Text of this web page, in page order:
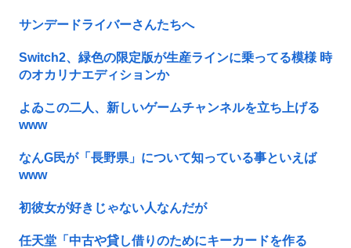
サンデードライバーさんたちへ
Switch2、緑色の限定版が生産ラインに乗ってる模様 時
のオカリナエディションか
よゐこの二人、新しいゲームチャンネルを立ち上げる
www
なんG民が「長野県」について知っている事といえば
www
初彼女が好きじゃない人なんだが
任天堂「中古や貸し借りのためにキーカードを作る